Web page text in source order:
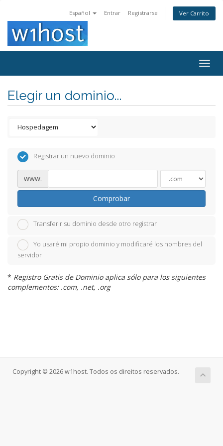
Español Entrar Registrarse Ver Carrito
Elegir un dominio...
Registrar un nuevo dominio
www.
Comprobar
Transferir su dominio desde otro registrar
Yo usaré mi propio dominio y modificaré los nombres del
servidor
* Registro Gratis de Dominio aplica sólo para los siguientes
complementos: .com, .net, .org
Copyright © 2026 w1host. Todos os direitos reservados.